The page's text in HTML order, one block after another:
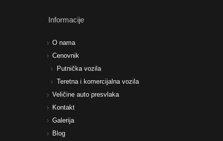
Informacije
O nama
Cenovnik
Putnička vozila
Teretna i komercijalna vozila
Veličine auto presvlaka
Kontakt
Galerija
Blog